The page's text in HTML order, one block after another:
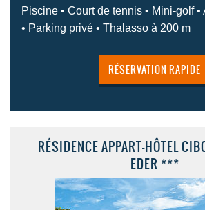
Piscine • Court de tennis • Mini-golf
• Parking privé • Thalasso à 200 m
RÉSERVATION RAPIDE
RÉSIDENCE APPART-HÔTEL
EDER ***